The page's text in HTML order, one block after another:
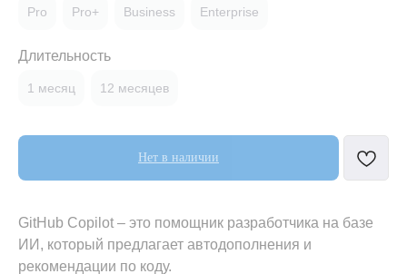
Pro Pro+ Business Enterprise
Длительность
1 месяц 12 месяцев
Нет в наличии
GitHub Copilot – это помощник разработчика на базе
ИИ, который предлагает автодополнения и
рекомендации по коду.